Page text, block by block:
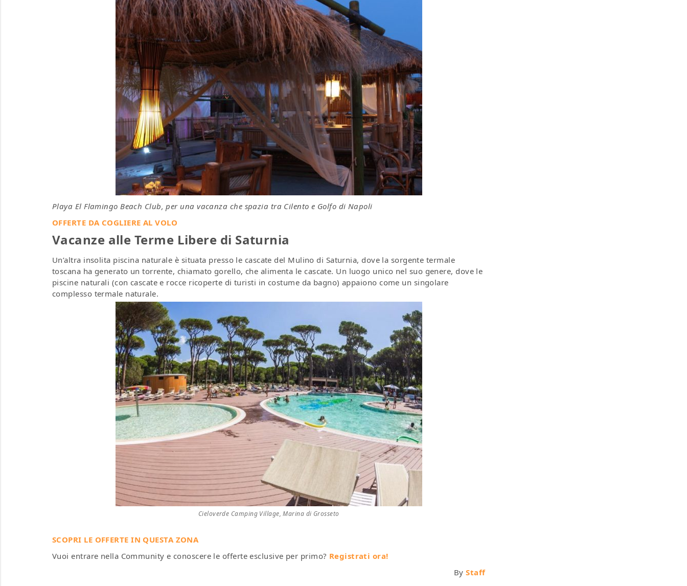
Playa El Flamingo Beach Club, per una vacanza che spazia tra Cilento e Golfo di Napoli
OFFERTE DA COGLIERE AL VOLO
Vacanze alle Terme Libere di Saturnia
Un’altra insolita piscina naturale è situata presso le cascate del Mulino di Saturnia, dove la sorgente termale
toscana ha generato un torrente, chiamato gorello, che alimenta le cascate. Un luogo unico nel suo genere, dove le
piscine naturali (con cascate e rocce ricoperte di turisti in costume da bagno) appaiono come un singolare
complesso termale naturale.
Cieloverde Camping Village, Marina di Grosseto
SCOPRI LE OFFERTE IN QUESTA ZONA
Vuoi entrare nella Community e conoscere le offerte esclusive per primo? Registrati ora!
ByStaff